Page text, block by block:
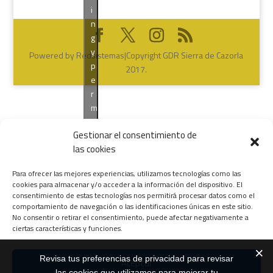
Gestionar el consentimiento de
las cookies
Para ofrecer las mejores experiencias, utilizamos tecnologías como las
cookies para almacenar y/o acceder a la información del dispositivo. El
consentimiento de estas tecnologías nos permitirá procesar datos como el
comportamiento de navegación o las identificaciones únicas en este sitio.
No consentir o retirar el consentimiento, puede afectar negativamente a
ciertas características y funciones.
Aceptar
i
n
g
y
p
e
r
m
i
t
i
e
s
t
e
c
n
Powered by Redsistemas|Copyright GDR Sierra de Cazorla
2017.
Revisa tus preferencias de privacidad para revisar